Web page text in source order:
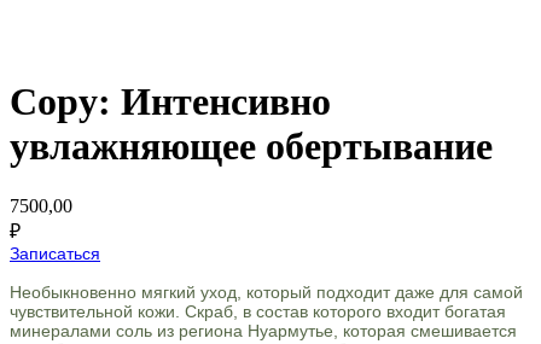
Copy: Интенсивно
увлажняющее обертывание
7500,00
₽
Записаться
Необыкновенно мягкий уход, который подходит даже для самой
чувствительной кожи. Скраб, в состав которого входит богатая
минералами соль из региона Нуармутье, которая смешивается